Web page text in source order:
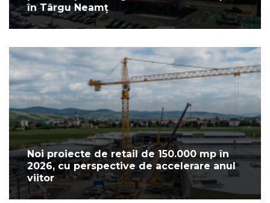
în Târgu Neamț
Noi proiecte de retail de 150.000 mp în
2026, cu perspective de accelerare anul
viitor